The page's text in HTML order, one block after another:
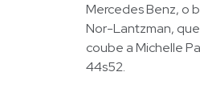
Mercedes Benz, o
Nor-Lantzman,
coube a Michelle
44s52.